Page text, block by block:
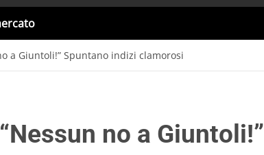
a Giuntoli!” Spuntano indizi clamorosi
no a Giuntoli!”